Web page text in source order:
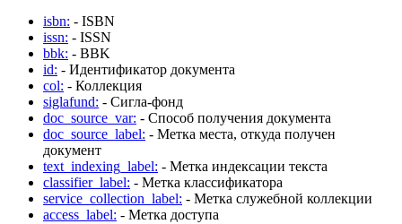
isbn: - ISBN
issn: - ISSN
bbk: - BBK
id: - Идентификатор документа
col: - Коллекция
siglafund: - Сигла-фонд
doc_source_var: - Способ получения документа
doc_source_label: - Метка места, откуда получен
документ
text_indexing_label: - Метка индексации текста
classifier_label: - Метка классификатора
service_collection_label: - Метка служебной коллекции
access_label: - Метка доступа